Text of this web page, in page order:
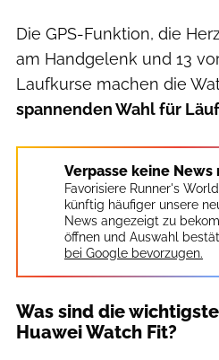
Die GPS-Funktion, die
am Handgelenk und 13
Laufkurse machen die
spannenden Wahl für
Verpasse keine News
Favorisiere Runner's
künftig häufiger unsere
News angezeigt zu
öffnen und Auswahl
bei Google bevorzugen.
Was sind die
Huawei Watch Fit?